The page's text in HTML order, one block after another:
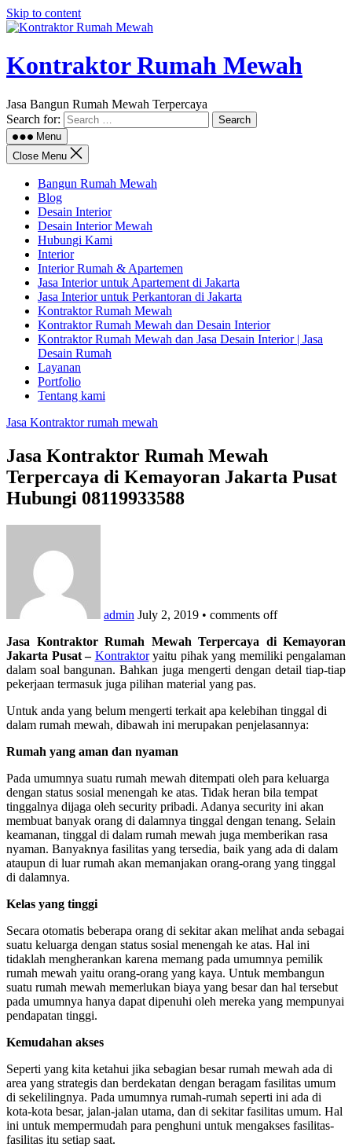
Skip to content
Kontraktor Rumah Mewah
Jasa Bangun Rumah Mewah Terpercaya
Search for:
Menu
Close Menu
Bangun Rumah Mewah
Blog
Desain Interior
Desain Interior Mewah
Hubungi Kami
Interior
Interior Rumah & Apartemen
Jasa Interior untuk Apartement di Jakarta
Jasa Interior untuk Perkantoran di Jakarta
Kontraktor Rumah Mewah
Kontraktor Rumah Mewah dan Desain Interior
Kontraktor Rumah Mewah dan Jasa Desain Interior | Jasa
Desain Rumah
Layanan
Portfolio
Tentang kami
Jasa Kontraktor rumah mewah
Jasa Kontraktor Rumah Mewah
Terpercaya di Kemayoran Jakarta Pusat
Hubungi 08119933588
admin July 2, 2019 • comments off
Jasa Kontraktor Rumah Mewah Terpercaya di Kemayoran
Jakarta Pusat – Kontraktoryaitu pihak yang memiliki pengalaman
dalam soal bangunan. Bahkan juga mengerti dengan detail tiap-tiap
pekerjaan termasuk juga pilihan material yang pas.
Untuk anda yang belum mengerti terkait apa kelebihan tinggal di
dalam rumah mewah, dibawah ini merupakan penjelasannya:
Rumah yang aman dan nyaman
Pada umumnya suatu rumah mewah ditempati oleh para keluarga
dengan status sosial menengah ke atas. Tidak heran bila tempat
tinggalnya dijaga oleh security pribadi. Adanya security ini akan
membuat banyak orang di dalamnya tinggal dengan tenang. Selain
keamanan, tinggal di dalam rumah mewah juga memberikan rasa
nyaman. Banyaknya fasilitas yang tersedia, baik yang ada di dalam
ataupun di luar rumah akan memanjakan orang-orang yang tinggal
di dalamnya.
Kelas yang tinggi
Secara otomatis beberapa orang di sekitar akan melihat anda sebagai
suatu keluarga dengan status sosial menengah ke atas. Hal ini
tidaklah mengherankan karena memang pada umumnya pemilik
rumah mewah yaitu orang-orang yang kaya. Untuk membangun
suatu rumah mewah memerlukan biaya yang besar dan hal tersebut
pada umumnya hanya dapat dipenuhi oleh mereka yang mempunyai
pendapatan tinggi.
Kemudahan akses
Seperti yang kita ketahui jika sebagian besar rumah mewah ada di
area yang strategis dan berdekatan dengan beragam fasilitas umum
di sekelilingnya. Pada umumnya rumah-rumah seperti ini ada di
kota-kota besar, jalan-jalan utama, dan di sekitar fasilitas umum. Hal
ini untuk mempermudah para penghuni untuk mengakses fasilitas-
fasilitas itu setiap saat.